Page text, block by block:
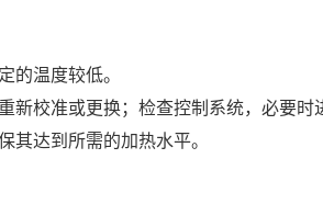
的温度较低。
新校准或更换；检查控制系统，必要时
其达到所需的加热水平。